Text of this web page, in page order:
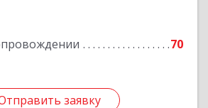
70
заявку
заявку